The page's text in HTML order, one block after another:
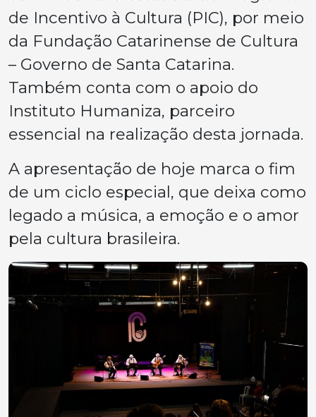
de Incentivo à Cultura (PIC), por meio
da Fundação Catarinense de Cultura
– Governo de Santa Catarina.
Também conta com o apoio do
Instituto Humaniza, parceiro
essencial na realização desta jornada.
A apresentação de hoje marca o fim
de um ciclo especial, que deixa como
legado a música, a emoção e o amor
pela cultura brasileira.